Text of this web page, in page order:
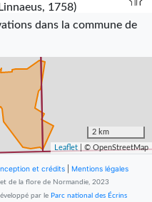
1758)
en
garenne
cuniculus
en2023
Gmelin, 1789
Fiche espèce
dans la commune de
2 km
Leaflet | © OpenStreetMap
et crédits Mentions légales
de la flore de Normandie, 2023
par le Parc national des Écrins